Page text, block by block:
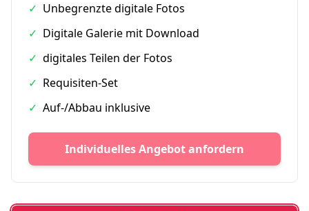
✓ Unbegrenzte digitale Fotos
✓ Digitale Galerie mit Download
✓ digitales Teilen der Fotos
✓ Requisiten-Set
✓ Auf-/Abbau inklusive
Individuelles Angebot anfordern